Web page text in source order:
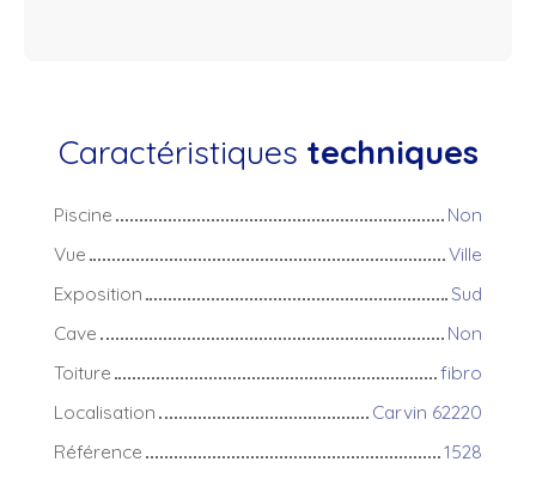
Caractéristiques techniques
Piscine
Non
Vue
Ville
Exposition
Sud
Cave
Non
Toiture
fibro
Localisation
Carvin 62220
Référence
1528